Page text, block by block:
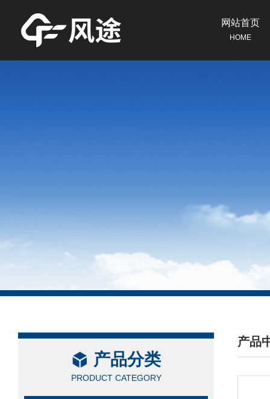
网站首页
HOME
产品分类
PRODUCT CATEGORY
产品
/